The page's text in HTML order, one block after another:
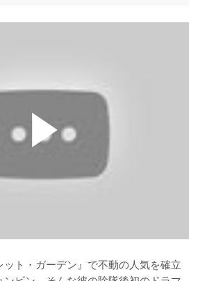
ト・ガーデン』で不動の人気を確立